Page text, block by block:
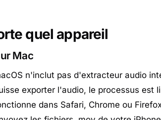
quel appareil
Mac
n'inclut pas d'extracteur audio
exporter l'audio, le processus est
dans Safari, Chrome ou